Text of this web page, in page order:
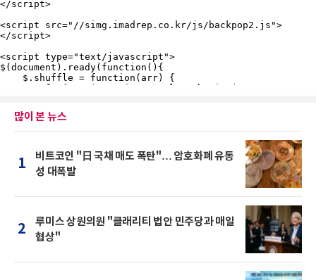
많이 본 뉴스
1
비트코인 "日 국채 매도 폭탄"… 암호화폐 유동
성 대폭발
2
루미스 상원의원 "클래리티 법안 민주당과 매일
협상"